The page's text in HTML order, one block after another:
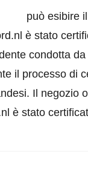
può esibire
è stato
condotta
il processo di
Il negozio
è stato